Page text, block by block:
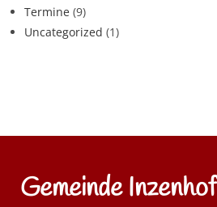
Termine (9)
Uncategorized (1)
Gemeinde Inzenhof